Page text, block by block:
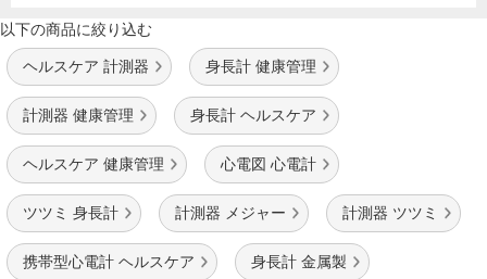
以下の商品に絞り込む
ヘルスケア 計測器 身長計 健康管理
計測器 健康管理 身長計 ヘルスケア
ヘルスケア 健康管理 心電図 心電計
ツツミ 身長計 計測器 メジャー 計測器 ツツミ
携帯型心電計 ヘルスケア 身長計 金属製